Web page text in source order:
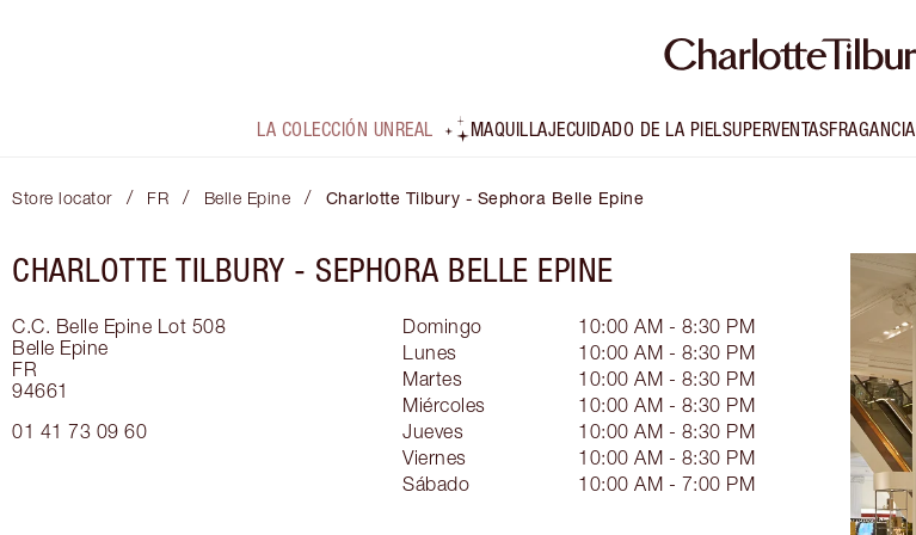
LA COLECCIÓN UNREAL MAQUILLAJECUIDADO DE LA PIELSUPERVENTASFRAGANCIA
Store locator / FR / Belle Epine / Charlotte Tilbury - Sephora Belle Epine
CHARLOTTE TILBURY - SEPHORA BELLE EPINE
C.C. Belle Epine Lot 508
Belle Epine
FR
94661
01 41 73 09 60
Domingo
10:00 AM - 8:30 PM
Lunes
10:00 AM - 8:30 PM
Martes
10:00 AM - 8:30 PM
Miércoles
10:00 AM - 8:30 PM
Jueves
10:00 AM - 8:30 PM
Viernes
10:00 AM - 8:30 PM
Sábado
10:00 AM - 7:00 PM